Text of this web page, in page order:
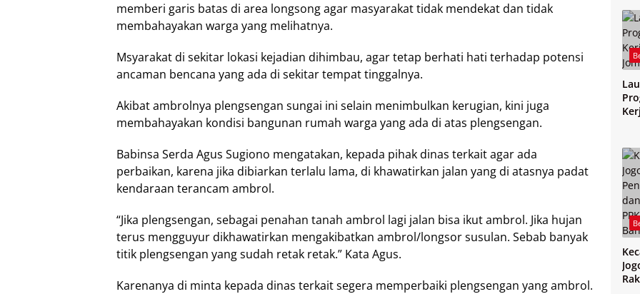
memberi garis batas di area longsong agar masyarakat tidak mendekat dan tidak
membahayakan warga yang melihatnya.
Msyarakat di sekitar lokasi kejadian dihimbau, agar tetap berhati hati terhadap potensi
ancaman bencana yang ada di sekitar tempat tinggalnya.
Akibat ambrolnya plengsengan sungai ini selain menimbulkan kerugian, kini juga
membahayakan kondisi bangunan rumah warga yang ada di atas plengsengan.
Babinsa Serda Agus Sugiono mengatakan, kepada pihak dinas terkait agar ada
perbaikan, karena jika dibiarkan terlalu lama, di khawatirkan jalan yang di atasnya padat
kendaraan terancam ambrol.
“Jika plengsengan, sebagai penahan tanah ambrol lagi jalan bisa ikut ambrol. Jika hujan
terus mengguyur dikhawatirkan mengakibatkan ambrol/longsor susulan. Sebab banyak
titik plengsengan yang sudah retak retak.” Kata Agus.
Karenanya di minta kepada dinas terkait segera memperbaiki plengsengan yang ambrol.